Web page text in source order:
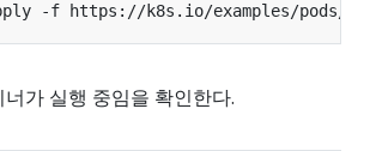
가 실행 중임을 확인한다.